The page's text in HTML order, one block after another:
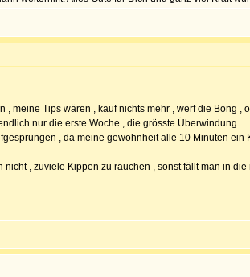
, meine Tips wären , kauf nichts mehr , werf die Bong
nur die erste Woche , die grösste Überwindung .
, da meine gewohnheit alle 10 Minuten
, zuviele Kippen zu rauchen , sonst fällt man in die